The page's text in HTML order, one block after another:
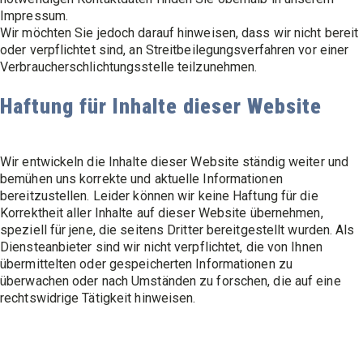
Impressum.
Wir möchten Sie jedoch darauf hinweisen, dass wir nicht bereit
oder verpflichtet sind, an Streitbeilegungsverfahren vor einer
Verbraucherschlichtungsstelle teilzunehmen.
Haftung für Inhalte dieser Website
Wir entwickeln die Inhalte dieser Website ständig weiter und
bemühen uns korrekte und aktuelle Informationen
bereitzustellen. Leider können wir keine Haftung für die
Korrektheit aller Inhalte auf dieser Website übernehmen,
speziell für jene, die seitens Dritter bereitgestellt wurden. Als
Diensteanbieter sind wir nicht verpflichtet, die von Ihnen
übermittelten oder gespeicherten Informationen zu
überwachen oder nach Umständen zu forschen, die auf eine
rechtswidrige Tätigkeit hinweisen.